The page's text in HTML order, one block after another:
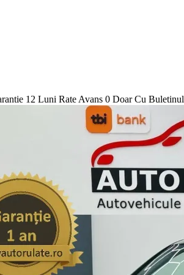
12 Luni Rate Avans 0 Doar Cu Buletinul